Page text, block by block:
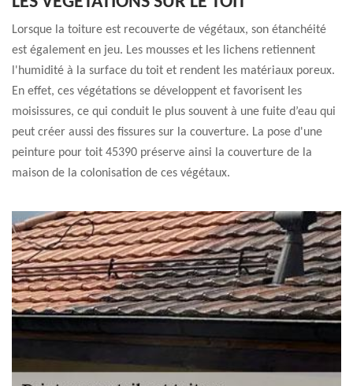
Lorsque la toiture est recouverte de végétaux, son étanchéité
est également en jeu. Les mousses et les lichens retiennent
l'humidité à la surface du toit et rendent les matériaux poreux.
En effet, ces végétations se développent et favorisent les
moisissures, ce qui conduit le plus souvent à une fuite d’eau qui
peut créer aussi des fissures sur la couverture. La pose d'une
peinture pour toit 45390 préserve ainsi la couverture de la
maison de la colonisation de ces végétaux.